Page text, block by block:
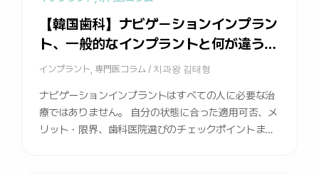
すが、残念ながらすべての方に対応することはできま
せん。 無切開インプラントは「歯茎の状態」がとても
重要です。 骨移植なしですぐに植えられるくらい、歯
弱いと建物が揺れるように、歯茎の骨が不足するとイ
ンプラントも揺れる可能性があるからです。 だから、
自分の歯茎の状態から確認する必要があります。 こん
な方におすすめです […]
【韓国歯科】ナビゲーションインプラン
ト、一般的なインプラントと何が違うの
でしょうか？
インプラント 専門医コラム / 치과왕 김태형
ナビゲーションインプラントはすべての人に必要な治
療ではありません。 自分の状態に合った適用可否、メ
リット・限界、歯科医院選びのチェックポイントまで